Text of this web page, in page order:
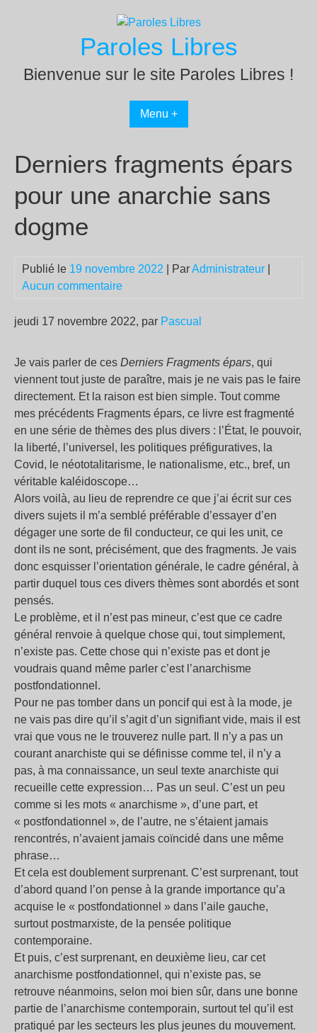
Paroles Libres
Bienvenue sur le site Paroles Libres !
Menu +
Derniers fragments épars
pour une anarchie sans
dogme
Publié le 19 novembre 2022 | ParAdministrateur
Aucun commentaire
jeudi 17 novembre 2022, par Pascual
Je vais parler de ces Derniers Fragments épars, qui
viennent tout juste de paraître, mais je ne vais pas le faire
directement. Et la raison est bien simple. Tout comme
mes précédents Fragments épars, ce livre est fragmenté
en une série de thèmes des plus divers : l’État, le pouvoir,
la liberté, l’universel, les politiques préfiguratives, la
Covid, le néototalitarisme, le nationalisme, etc., bref, un
véritable kaléidoscope…
Alors voilà, au lieu de reprendre ce que j’ai écrit sur ces
divers sujets il m’a semblé préférable d’essayer d’en
dégager une sorte de fil conducteur, ce qui les unit, ce
dont ils ne sont, précisément, que des fragments. Je vais
donc esquisser l’orientation générale, le cadre général, à
partir duquel tous ces divers thèmes sont abordés et sont
pensés.
Le problème, et il n’est pas mineur, c’est que ce cadre
général renvoie à quelque chose qui, tout simplement,
n’existe pas. Cette chose qui n’existe pas et dont je
voudrais quand même parler c’est l’anarchisme
postfondationnel.
Pour ne pas tomber dans un poncif qui est à la mode, je
ne vais pas dire qu’il s’agit d’un signifiant vide, mais il est
vrai que vous ne le trouverez nulle part. Il n’y a pas un
courant anarchiste qui se définisse comme tel, il n’y a
pas, à ma connaissance, un seul texte anarchiste qui
recueille cette expression… Pas un seul. C’est un peu
comme si les mots « anarchisme », d’une part, et
« postfondationnel », de l’autre, ne s’étaient jamais
rencontrés, n’avaient jamais coïncidé dans une même
phrase…
Et cela est doublement surprenant. C’est surprenant, tout
d’abord quand l’on pense à la grande importance qu’a
acquise le « postfondationnel » dans l’aile gauche,
surtout postmarxiste, de la pensée politique
contemporaine.
Et puis, c’est surprenant, en deuxième lieu, car cet
anarchisme postfondationnel, qui n’existe pas, se
retrouve néanmoins, selon moi bien sûr, dans une bonne
partie de l’anarchisme contemporain, surtout tel qu’il est
pratiqué par les secteurs les plus jeunes du mouvement.